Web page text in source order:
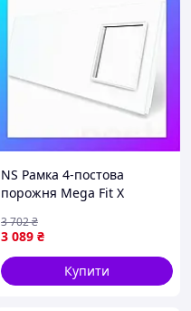
NS Рамка 4-постова
порожня Mega Fit Х
LIVOLO, загартоване скло,
біла, 294 Nes22/Q
3 089 ₴
3 702₴
Купити